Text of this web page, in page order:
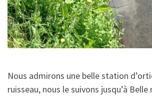
Nous admirons une belle station
ruisseau, nous le suivons jusqu’à